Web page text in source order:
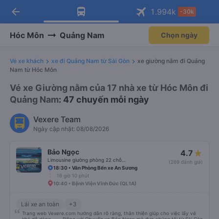
Tải app Vexere ngay!
Nhận ưu đãi thành viên độc
Mở app
Tải app Vexere
-30k/ghế khi đặt vé máy bay qua
Mở app
arrow_back 1.994k -30k
Hóc Môn Quảng Nam Chọn ngày
Vé xe khách xe đi Quảng Nam từ Sài Gòn
xe giường nằm đi Quảng
Nam từ Hóc Môn
Vé xe Giường nằm của 17 nhà xe từ Hóc Môn đi
Quảng Nam: 47 chuyến mỗi ngày
Vexere Team
Ngày cập nhật: 08/08/2026
Bảo Ngọc 4.7
(269 đánh giá)
18:30 • Văn Phòng Bến xe An Sương
16 giờ 10 phút
10:40 • Bệnh Viện Vĩnh Đức (QL1A)
Lái xe an toàn +3
Trang web Vexere.com hướng dẫn rõ ràng, thân thiện giúp cho việc lấy vé